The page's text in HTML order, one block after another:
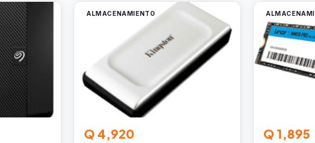
ALMACENAMIENTO
Q 4,920 Q 1,895